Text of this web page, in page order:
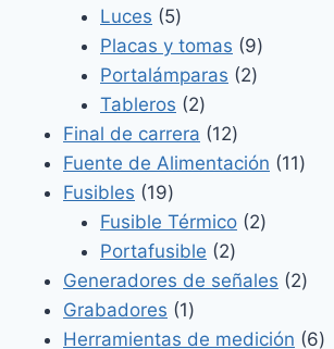
Luces 55
productos
Placas y tomas 99
productos
Portalámparas 22
Tableros 22
productos
Final de carrera 1212
productos
Fuente de Alimentación 1111
Fusibles 1919
productos
Fusible Térmico 22
Portafusible 22
productos
Generadores de señales 22
Grabadores 11
producto
Herramientas de medición 66